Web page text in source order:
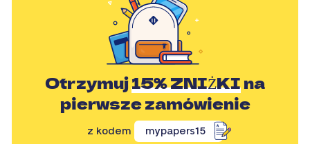
Otrzymuj15% ZNIŻKIna
pierwsze zamówienie
z kodem mypapers15